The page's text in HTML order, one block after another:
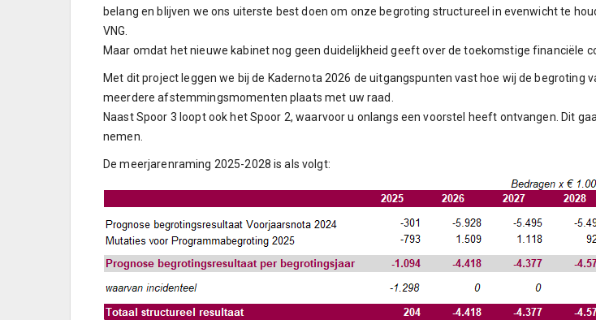
belang en blijven we ons uiterste best doen om onze begroting structureel in evenwicht te
VNG.
Maar omdat het nieuwe kabinet nog geen duidelijkheid geeft over de toekomstige financiële
Met dit project leggen we bij de Kadernota 2026 de uitgangspunten vast hoe wij de
meerdere afstemmingsmomenten plaats met uw raad.
Naast Spoor 3 loopt ook het Spoor 2, waarvoor u onlangs een voorstel heeft ontvangen. Dit
nemen.
De meerjarenraming 2025-2028 is als volgt: